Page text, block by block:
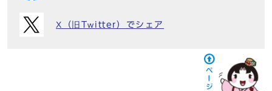
X（旧Twitter）でシェア